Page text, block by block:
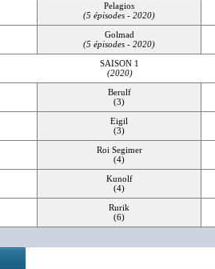
Pelagios
(5 épisodes - 2020)
Golmad
(5 épisodes - 2020)
SAISON 1
(2020)
Berulf
(3)
Eigil
(3)
Roi Segimer
(4)
Kunolf
(4)
Rurik
(6)